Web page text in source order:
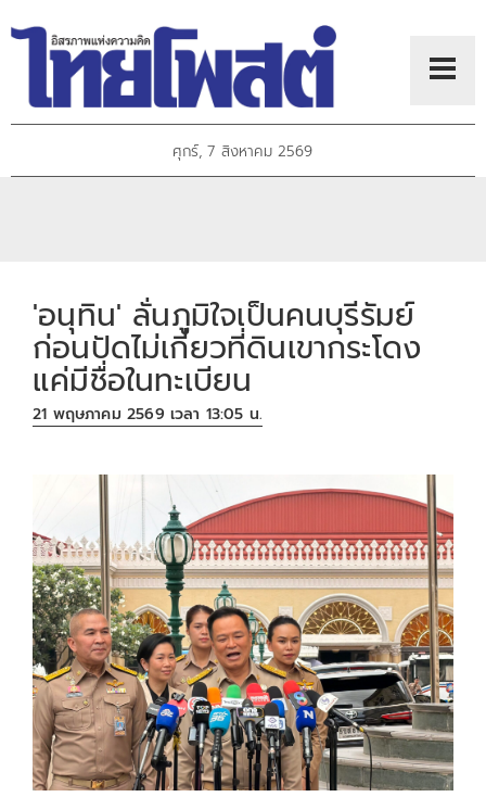
ศุกร์, 7 สิงหาคม 2569
'อนุทิน' ลั่นภูมิใจเป็นคนบุรีรัมย์
ก่อนปัดไม่เกี่ยวที่ดินเขากระโดง
แค่มีชื่อในทะเบียน
21 พฤษภาคม 2569 เวลา 13:05 น.